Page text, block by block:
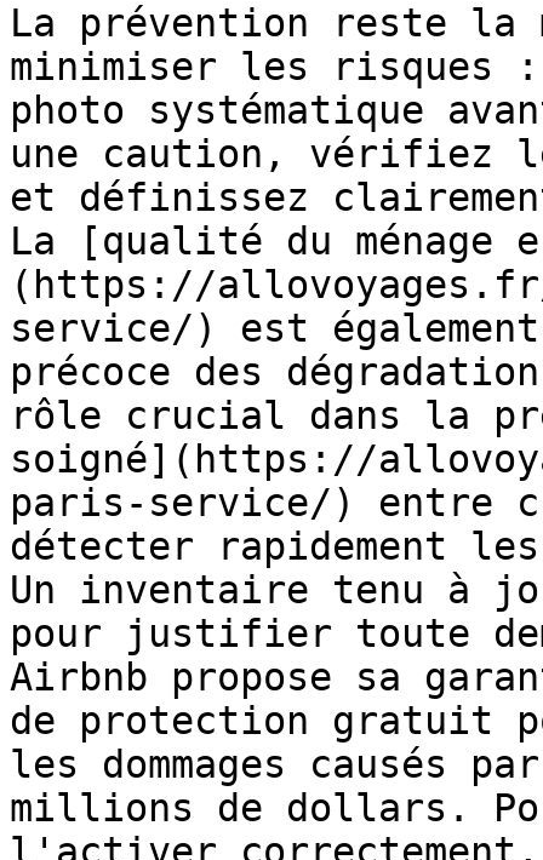
La prévention reste
minimiser les risques
photo systématique
une caution, vérifiez
et définissez
La [qualité du ménage
(https://
service/) est
précoce des
rôle crucial dans la
soigné](https://
paris-service/) entre
détecter rapidement
Un inventaire tenu à
pour justifier toute
Airbnb propose sa
de protection gratuit
les dommages causés
millions de dollars.